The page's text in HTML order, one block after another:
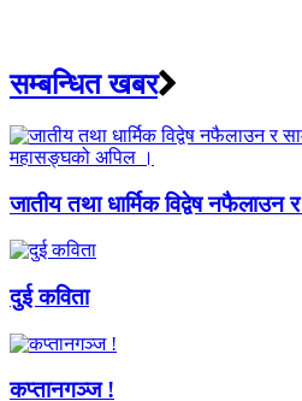
सम्बन्धित खबर
जातीय तथा धार्मिक विद्वेष नफैलाउन
दुई कविता
कप्तानगञ्ज !